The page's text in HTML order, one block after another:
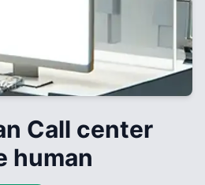
Call center
human